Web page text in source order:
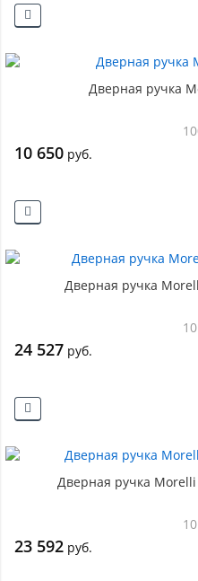
Дверная ручка
10 650 руб.
Дверная ручка
24 527 руб.
Дверная ручка Morelli
23 592 руб.